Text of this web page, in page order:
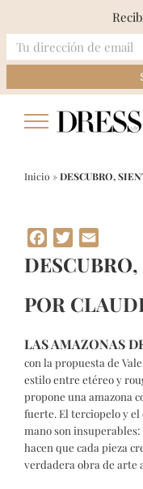
Inicio »DESCUBRO,
Facebook
Twitter
POR
LAS AMAZONAS
con la propuesta de
estilo entre etéreo y
propone una amazona
fuerte. El terciopelo y
mano son
hacen que cada pieza
verdadera obra de arte